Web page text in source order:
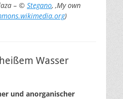
– © Stegano, ‚My own
)
Wasser
und anorganischer